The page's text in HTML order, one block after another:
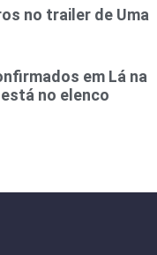
no trailer de Uma
em Lá na
no elenco